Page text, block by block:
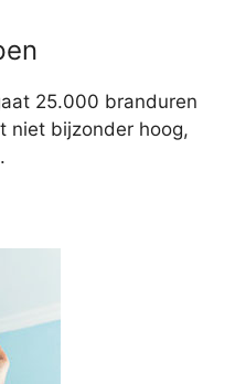
25.000 branduren
niet bijzonder hoog,